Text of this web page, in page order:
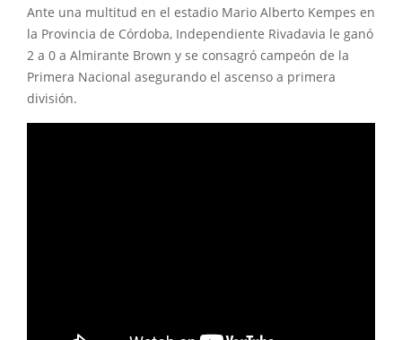
Ante una multitud en el estadio Mario Alberto Kempes en
la Provincia de Córdoba, Independiente Rivadavia le ganó
2 a 0 a Almirante Brown y se consagró campeón de la
Primera Nacional asegurando el ascenso a primera
división.